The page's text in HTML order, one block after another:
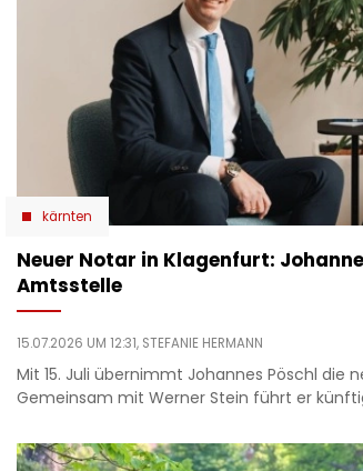
kärnten
Neuer Notar in Klagenfurt:
Amtsstelle
15.07.2026 UM 12:31, STEFANIE HERMANN
Mit 15. Juli übernimmt Johannes Pöschl die
Gemeinsam mit Werner Stein führt er